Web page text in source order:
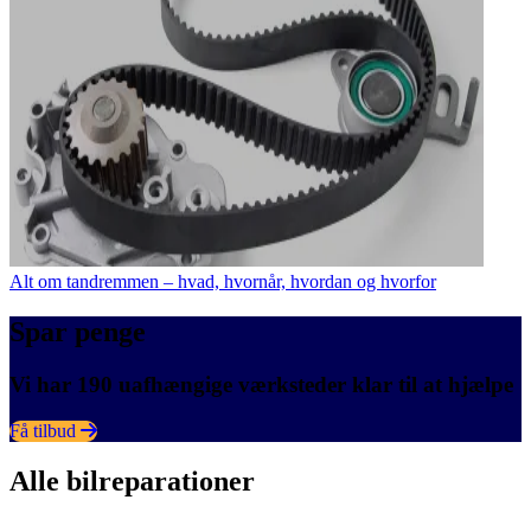
Alt om tandremmen – hvad, hvornår, hvordan og hvorfor
Spar penge
Vi har 190 uafhængige værksteder klar til at hjælpe
Få tilbud
Alle bilreparationer